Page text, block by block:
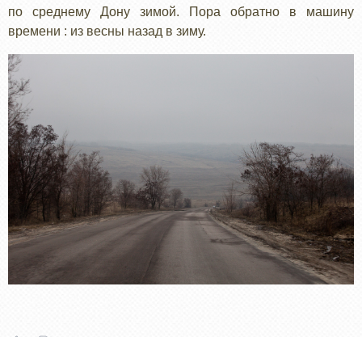
по среднему Дону зимой. Пора обратно в машину
времени : из весны назад в зиму.